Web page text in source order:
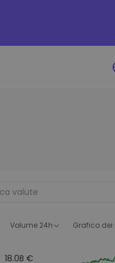
utili per performance
Volume 24h Grafico dei
18.0B €